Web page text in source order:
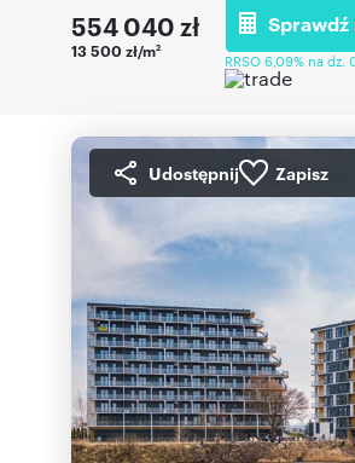
554 040 zł
13 500 zł/m2
Sprawdź
RRSO 6,09% na dz.
Udostępnij Zapisz